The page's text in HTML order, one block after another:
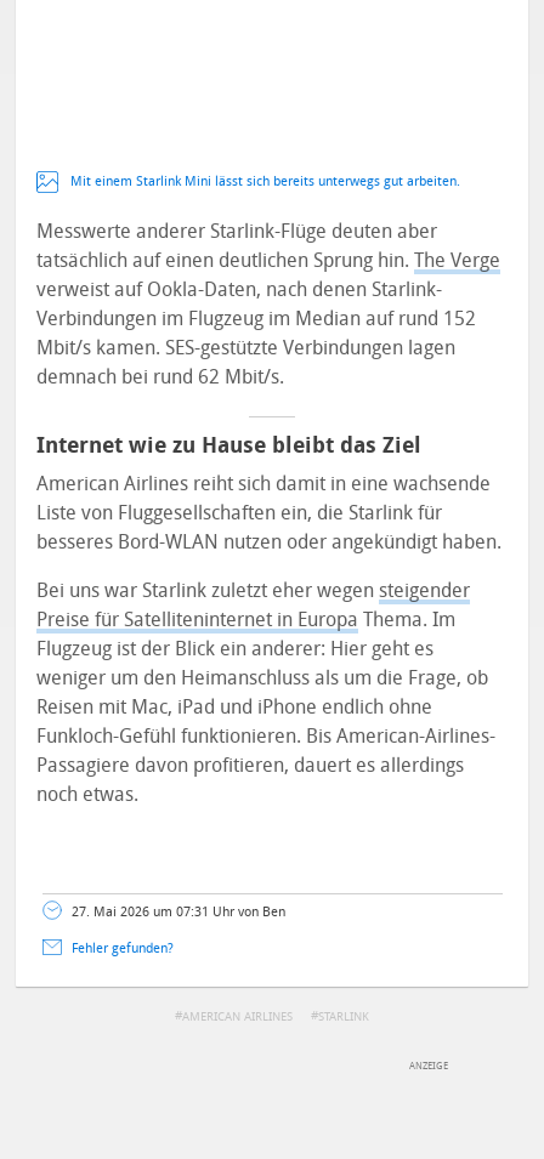
Mit einem Starlink Mini lässt sich bereits unterwegs gut arbeiten.
Messwerte anderer Starlink-Flüge deuten aber
tatsächlich auf einen deutlichen Sprung hin.The Verge
verweist auf Ookla-Daten, nach denen Starlink-
Verbindungen im Flugzeug im Median auf rund 152
Mbit/s kamen. SES-gestützte Verbindungen lagen
demnach bei rund 62 Mbit/s.
Internet wie zu Hause bleibt das Ziel
American Airlines reiht sich damit in eine wachsende
Liste von Fluggesellschaften ein, die Starlink für
besseres Bord-WLAN nutzen oder angekündigt haben.
Bei uns war Starlink zuletzt eher wegensteigender
Preise für Satelliteninternet in Europa Thema. Im
Flugzeug ist der Blick ein anderer: Hier geht es
weniger um den Heimanschluss als um die Frage, ob
Reisen mit Mac, iPad und iPhone endlich ohne
Funkloch-Gefühl funktionieren. Bis American-Airlines-
Passagiere davon profitieren, dauert es allerdings
noch etwas.
27. Mai 2026 um 07:31 Uhr von Ben
Fehler gefunden?
AMERICAN AIRLINES STARLINK